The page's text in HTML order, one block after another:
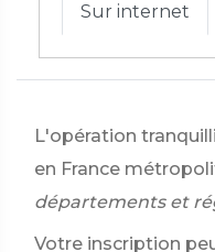
Sur internet
L'opération
en France
départements et
Votre inscription